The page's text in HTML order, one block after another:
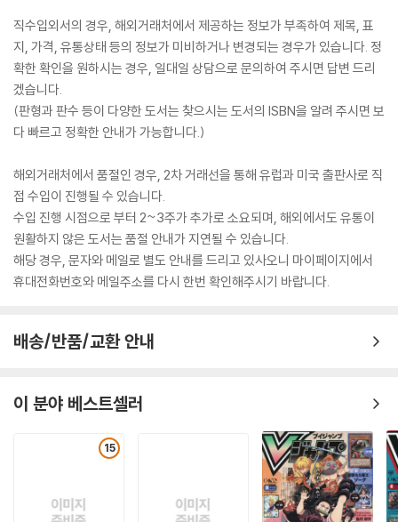
직수입외서의 경우, 해외거래처에서 제공하는 정보가 부족하여 제목, 표
지, 가격, 유통상태 등의 정보가 미비하거나 변경되는 경우가 있습니다. 정
확한 확인을 원하시는 경우, 일대일 상담으로 문의하여 주시면 답변 드리
겠습니다.
(판형과 판수 등이 다양한 도서는 찾으시는 도서의 ISBN을 알려 주시면 보
다 빠르고 정확한 안내가 가능합니다.)
해외거래처에서 품절인 경우, 2차 거래선을 통해 유럽과 미국 출판사로 직
접 수입이 진행될 수 있습니다.
수입 진행 시점으로 부터 2~3주가 추가로 소요되며, 해외에서도 유통이
원활하지 않은 도서는 품절 안내가 지연될 수 있습니다.
해당 경우, 문자와 메일로 별도 안내를 드리고 있사오니 마이페이지에서
휴대전화번호와 메일주소를 다시 한번 확인해주시기 바랍니다.
배송/반품/교환 안내
이 분야 베스트셀러
15